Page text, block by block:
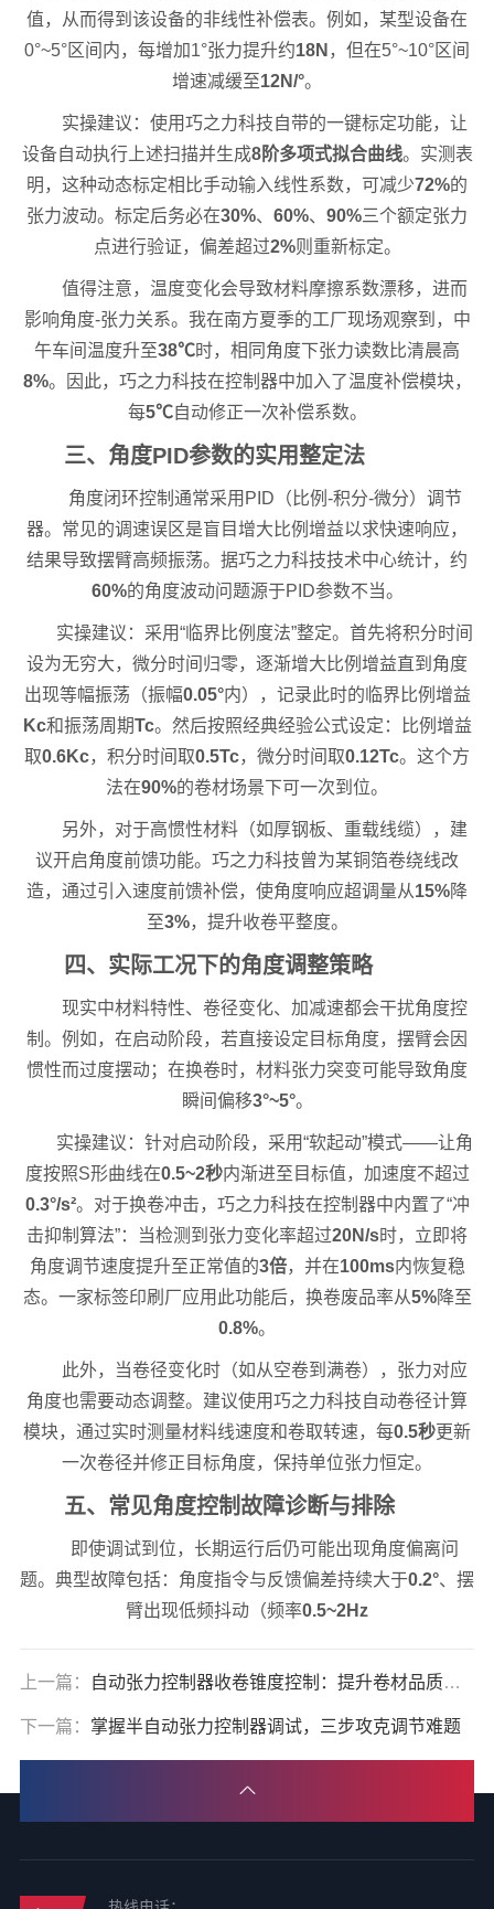
值，从而得到该设备的非线性补偿表。例如，某型设备在
0°~5°区间内，每增加1°张力提升约18N ，但在5°~10°区间
增速减缓至12N/°。
实操建议：使用巧之力科技自带的一键标定功能，让
设备自动执行上述扫描并生成8阶多项式拟合曲线。实测表
明，这种动态标定相比手动输入线性系数，可减少72%的
张力波动。标定后务必在30%、 60%、 90%三个额定张力
点进行验证，偏差超过2%则重新标定。
值得注意，温度变化会导致材料摩擦系数漂移，进而
影响角度-张力关系。我在南方夏季的工厂现场观察到，中
午车间温度升至38℃时，相同角度下张力读数比清晨高
8%。因此，巧之力科技在控制器中加入了温度补偿模块，
每5℃自动修正一次补偿系数。
三、角度PID参数的实用整定法
角度闭环控制通常采用PID（比例-积分-微分）调节
器。常见的调速误区是盲目增大比例增益以求快速响应，
结果导致摆臂高频振荡。据巧之力科技技术中心统计，约
60%的角度波动问题源于PID参数不当。
实操建议：采用“临界比例度法”整定。首先将积分时间
设为无穷大，微分时间归零，逐渐增大比例增益直到角度
出现等幅振荡（振幅0.05°内），记录此时的临界比例增益
Kc和振荡周期Tc。然后按照经典经验公式设定：比例增益
取0.6Kc，积分时间取0.5Tc，微分时间取0.12Tc。这个方
法在90%的卷材场景下可一次到位。
另外，对于高惯性材料（如厚钢板、重载线缆），建
议开启角度前馈功能。巧之力科技曾为某铜箔卷绕线改
造，通过引入速度前馈补偿，使角度响应超调量从15%降
至3%，提升收卷平整度。
四、实际工况下的角度调整策略
现实中材料特性、卷径变化、加减速都会干扰角度控
制。例如，在启动阶段，若直接设定目标角度，摆臂会因
惯性而过度摆动；在换卷时，材料张力突变可能导致角度
瞬间偏移3°~5°。
实操建议：针对启动阶段，采用“软起动”模式——让角
度按照S形曲线在0.5~2秒内渐进至目标值，加速度不超过
0.3°/s²。对于换卷冲击，巧之力科技在控制器中内置了“冲
击抑制算法”：当检测到张力变化率超过20N/s时，立即将
角度调节速度提升至正常值的3倍，并在100ms内恢复稳
态。一家标签印刷厂应用此功能后，换卷废品率从5%降至
0.8%。
此外，当卷径变化时（如从空卷到满卷），张力对应
角度也需要动态调整。建议使用巧之力科技自动卷径计算
模块，通过实时测量材料线速度和卷取转速，每0.5秒更新
一次卷径并修正目标角度，保持单位张力恒定。
五、常见角度控制故障诊断与排除
即使调试到位，长期运行后仍可能出现角度偏离问
题。典型故障包括：角度指令与反馈偏差持续大于0.2°、摆
臂出现低频抖动（频率0.5~2Hz
上一篇： 自动张力控制器收卷锥度控制：提升卷材品质的关键
下一篇： 掌握半自动张力控制器调试，三步攻克调节难题